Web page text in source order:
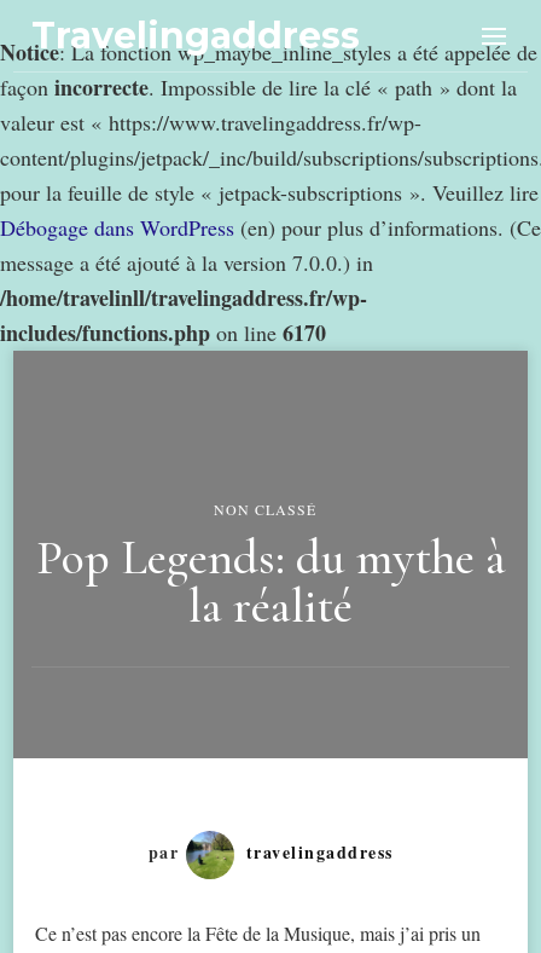
Notice: La fonction wp_maybe_inline_styles a été appelée de
façon incorrecte. Impossible de lire la clé « path » dont la
valeur est « https://www.travelingaddress.fr/wp-
content/plugins/jetpack/_inc/build/subscriptions/
pour la feuille de style « jetpack-subscriptions ». Veuillez lire
Débogage dans WordPress (en) pour plus d’informations. (Ce
message a été ajouté à la version 7.0.0.) in
/home/travelinll/travelingaddress.fr/wp-
includes/functions.php on line 6170
Travelingaddress
NON CLASSÉ
Pop Legends: du mythe à
la réalité
par travelingaddress
Ce n’est pas encore la Fête de la Musique, mais j’ai pris un